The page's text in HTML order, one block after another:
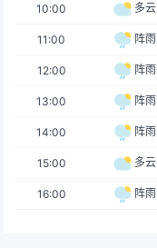
10:00 多云
11:00 阵雨
12:00 阵雨
13:00 阵雨
14:00 阵雨
15:00 多云
16:00 阵雨